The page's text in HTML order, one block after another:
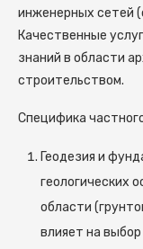
инженерных сетей
Качественные
знаний в области
строительством.
Специфика
Геодезия и
геологических
области
влияет на